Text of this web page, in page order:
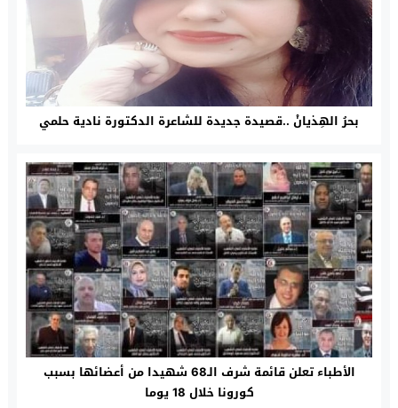
بحرُ الهِذيانْ ..قصيدة جديدة للشاعرة الدكتورة نادية حلمي
الأطباء تعلن قائمة شرف الـ68 شهيدا من أعضائها بسبب
كورونا خلال 18 يوما